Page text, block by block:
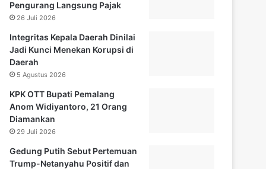
Pengurang Langsung Pajak
26 Juli 2026
Integritas Kepala Daerah Dinilai
Jadi Kunci Menekan Korupsi di
Daerah
5 Agustus 2026
KPK OTT Bupati Pemalang
Anom Widiyantoro, 21 Orang
Diamankan
29 Juli 2026
Gedung Putih Sebut Pertemuan
Trump-Netanyahu Positif dan